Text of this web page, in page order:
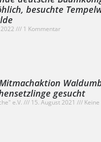
besuchte
2022
1 Kommentar
gesucht
e.V. 15. August 2021
Keine